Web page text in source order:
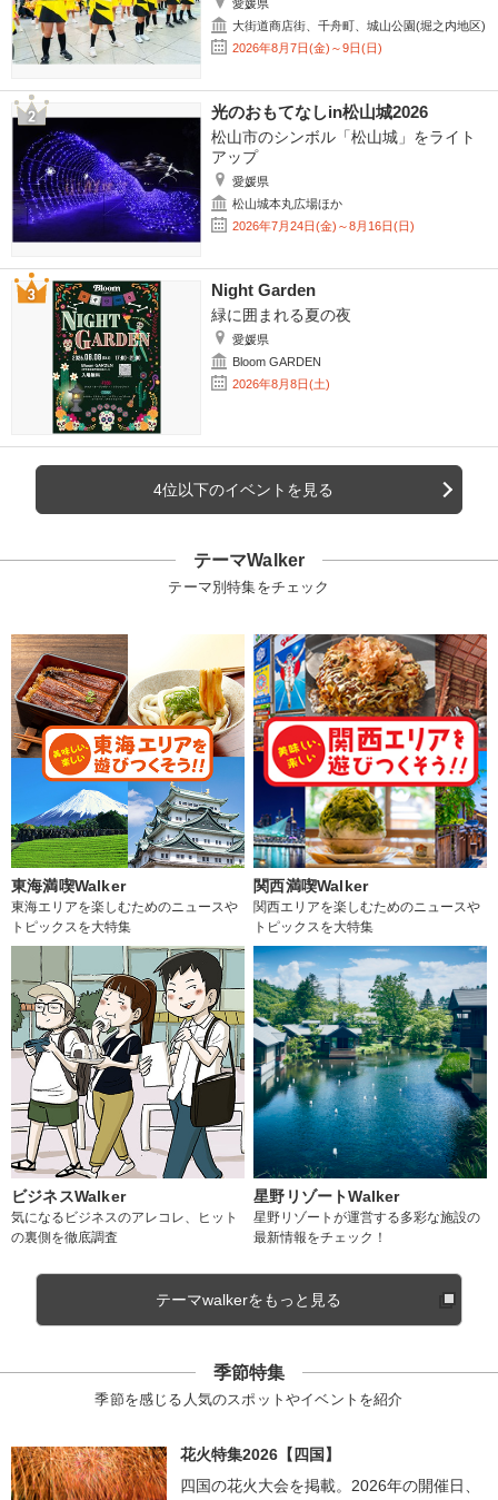
愛媛県
大街道商店街、千舟町、城山公園(堀之内地区)
2026年8月7日(金)～9日(日)
光のおもてなしin松山城2026
松山市のシンボル「松山城」をライト
アップ
愛媛県
松山城本丸広場ほか
2026年7月24日(金)～8月16日(日)
Night Garden
緑に囲まれる夏の夜
愛媛県
Bloom GARDEN
2026年8月8日(土)
4位以下のイベントを見る
テーマWalker
テーマ別特集をチェック
東海満喫Walker
東海エリアを楽しむためのニュースや
トピックスを大特集
関西満喫Walker
関西エリアを楽しむためのニュースや
トピックスを大特集
ビジネスWalker
気になるビジネスのアレコレ、ヒット
の裏側を徹底調査
星野リゾートWalker
星野リゾートが運営する多彩な施設の
最新情報をチェック！
テーマwalkerをもっと見る
季節特集
季節を感じる人気のスポットやイベントを紹介
花火特集2026【四国】
四国の花火大会を掲載。2026年の開催日、